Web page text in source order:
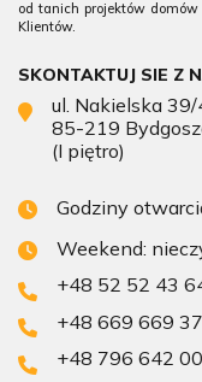
od tanich projektów
Klientów.
SKONTAKTUJ SIE Z
ul. Nakielska 39/
85-219
(I piętro)
Godziny
Weekend:
+48 52 52 43
+48 669 669
+48 796 642